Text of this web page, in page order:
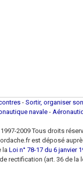
- Sortir, organiser
navale-
2009 Tous droits
est déposé
la Loi n° 78-17 du 6 janvier
rectification (art. 36 de